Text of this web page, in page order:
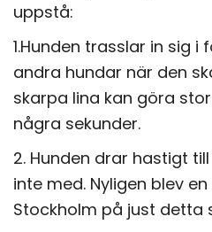
uppstå:
1.Hunden trasslar in sig i
andra hundar när den
skarpa lina kan göra
några sekunder.
2. Hunden drar hastigt
inte med. Nyligen blev
Stockholm på just detta